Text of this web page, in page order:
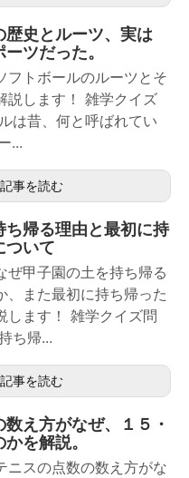
歴史とルーツ、実は
ツだった。
フトボールのルーツとそ
説します！ 雑学クイズ
は昔、何と呼ばれてい
...
記事を読む
ち帰る理由と最初に持
ついて
ぜ甲子園の土を持ち帰る
、また最初に持ち帰った
します！ 雑学クイズ問
ち帰...
記事を読む
え方がなぜ、１５・
を解説。
ニスの点数の数え方がな